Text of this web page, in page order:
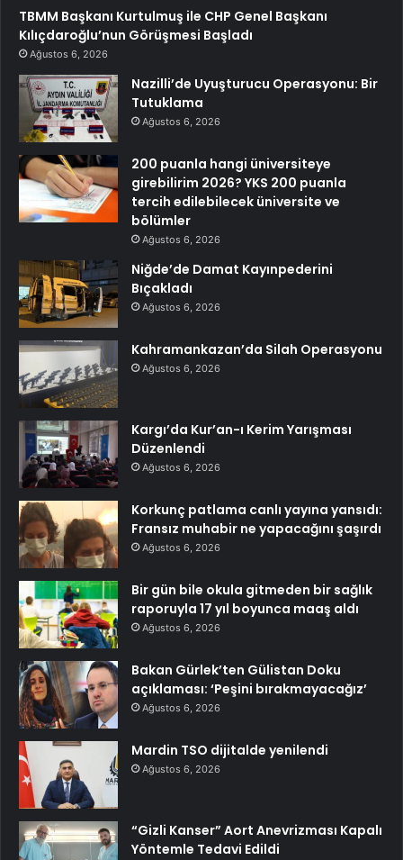
TBMM Başkanı Kurtulmuş ile CHP Genel Başkanı
Kılıçdaroğlu’nun Görüşmesi Başladı
Ağustos 6, 2026
Nazilli’de Uyuşturucu Operasyonu: Bir
Tutuklama
Ağustos 6, 2026
200 puanla hangi üniversiteye
girebilirim 2026? YKS 200 puanla
tercih edilebilecek üniversite ve
bölümler
Ağustos 6, 2026
Niğde’de Damat Kayınpederini
Bıçakladı
Ağustos 6, 2026
Kahramankazan’da Silah Operasyonu
Ağustos 6, 2026
Kargı’da Kur’an-ı Kerim Yarışması
Düzenlendi
Ağustos 6, 2026
Korkunç patlama canlı yayına yansıdı:
Fransız muhabir ne yapacağını şaşırdı
Ağustos 6, 2026
Bir gün bile okula gitmeden bir sağlık
raporuyla 17 yıl boyunca maaş aldı
Ağustos 6, 2026
Bakan Gürlek’ten Gülistan Doku
açıklaması: ‘Peşini bırakmayacağız’
Ağustos 6, 2026
Mardin TSO dijitalde yenilendi
Ağustos 6, 2026
“Gizli Kanser” Aort Anevrizması Kapalı
Yöntemle Tedavi Edildi